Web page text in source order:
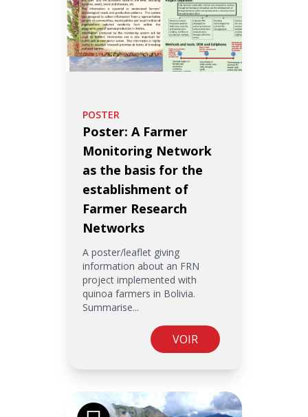
POSTER
Poster: A Farmer
Monitoring Network
as the basis for the
establishment of
Farmer Research
Networks
A poster/leaflet giving
information about an FRN
project implemented with
quinoa farmers in Bolivia.
Summarise...
VOIR